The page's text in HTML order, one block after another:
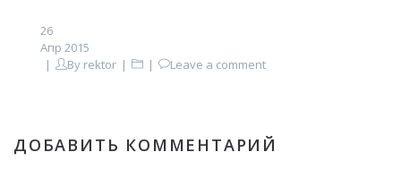
26
Апр 2015
By rektor Leave a comment
ДОБАВИТЬ КОММЕНТАРИЙ